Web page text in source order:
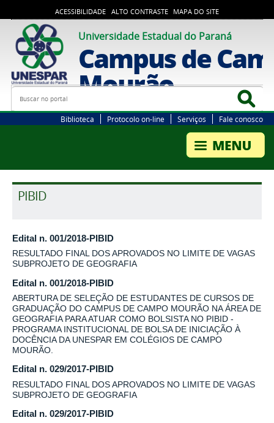
ACESSIBILIDADE ALTO CONTRASTE MAPA DO SITE
Universidade Estadual do Paraná
Campus de
Mourão
Busca
Biblioteca Protocolo on-line Serviços Fale conosco
PIBID
Edital n. 001/2018-PIBID
RESULTADO FINAL DOS APROVADOS NO LIMITE DE VAGAS
SUBPROJETO DE GEOGRAFIA
Edital n. 001/2018-PIBID
ABERTURA DE SELEÇÃO DE ESTUDANTES DE CURSOS DE
GRADUAÇÃO DO CAMPUS DE CAMPO MOURÃO NA ÁREA DE
GEOGRAFIA PARA ATUAR COMO BOLSISTA NO PIBID -
PROGRAMA INSTITUCIONAL DE BOLSA DE INICIAÇÃO À
DOCÊNCIA DA UNESPAR EM COLÉGIOS DE CAMPO
MOURÃO.
Edital n. 029/2017-PIBID
RESULTADO FINAL DOS APROVADOS NO LIMITE DE VAGAS
SUBPROJETO DE GEOGRAFIA
Edital n. 029/2017-PIBID